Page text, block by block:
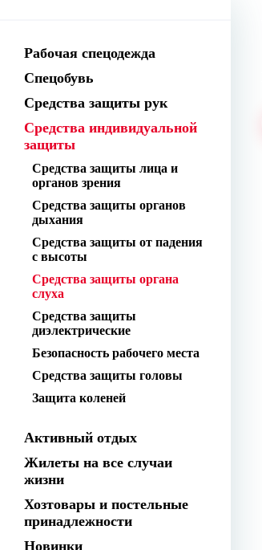
Рабочая спецодежда
Спецобувь
Средства защиты рук
Средства индивидуальной
защиты
Средства защиты лица и
органов зрения
Средства защиты органов
дыхания
Средства защиты от падения
с высоты
Средства защиты органа
слуха
Средства защиты
диэлектрические
Безопасность рабочего места
Средства защиты головы
Защита коленей
Активный отдых
Жилеты на все случаи
жизни
Хозтовары и постельные
принадлежности
Новинки